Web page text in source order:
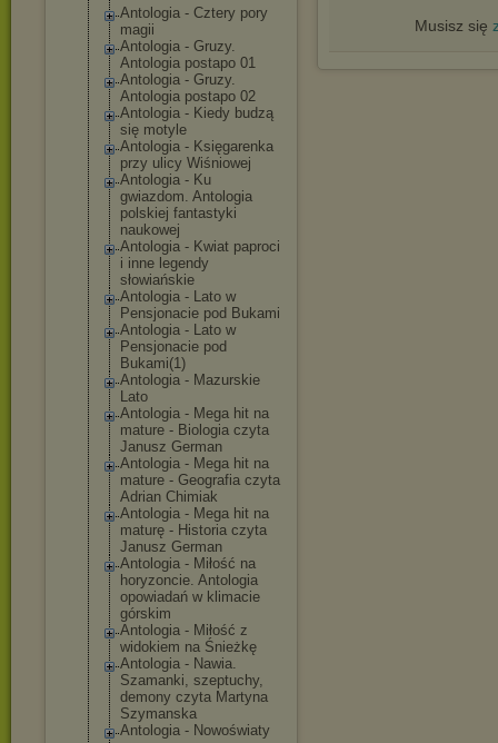
Antologia - Cztery pory
magii
Antologia - Gruzy.
Antologia postapo 01
Antologia - Gruzy.
Antologia postapo 02
Antologia - Kiedy budzą
się motyle
Antologia - Księgarenka
przy ulicy Wiśniowej
Antologia - Ku
gwiazdom. Antologia
polskiej fantastyki
naukowej
Antologia - Kwiat paproci
i inne legendy
słowiańskie
Antologia - Lato w
Pensjonacie pod Bukami
Antologia - Lato w
Pensjonacie pod
Bukami(1)
Antologia - Mazurskie
Lato
Antologia - Mega hit na
mature - Biologia czyta
Janusz German
Antologia - Mega hit na
mature - Geografia czyta
Adrian Chimiak
Antologia - Mega hit na
maturę - Historia czyta
Janusz German
Antologia - Miłość na
horyzoncie. Antologia
opowiadań w klimacie
górskim
Antologia - Miłość z
widokiem na Śnieżkę
Antologia - Nawia.
Szamanki, szeptuchy,
demony czyta Martyna
Szymanska
Antologia - Nowoświaty
Musisz się